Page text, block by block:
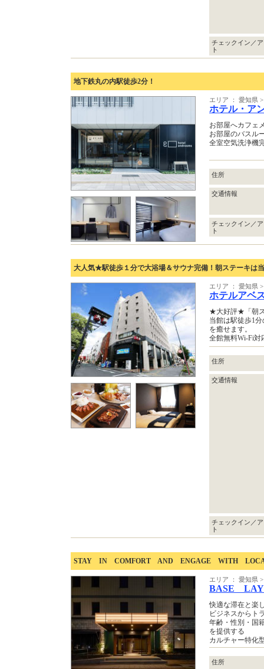
チェックイン／
ト
地下鉄丸の内駅徒歩2分！
エリア ： 愛知県
ホテル・ア
お部屋へカフェ
お部屋のバスル
全室空気洗浄機
住所
交通情報
チェックイン／
ト
大人気★駅徒歩１分で大浴場＆サウナ完備！朝ステーキは
エリア ： 愛知県
ホテルアベ
★大好評★「朝
当館は駅徒歩1
を癒せます。
全館無料Wi-Fi対
住所
交通情報
チェックイン／
ト
STAY IN COMFORT AND ENGAGE WITH
エリア ： 愛知県
BASE
快適な滞在と楽
ビジネスからト
年齢・性別・国
を提供する
カルチャー特化
住所